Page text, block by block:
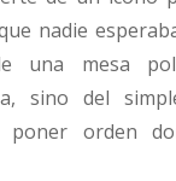
nadie
una mesa
sino del
poner orden